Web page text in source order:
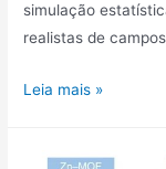
simulação
realistas de
Enchentes
Leia mais »